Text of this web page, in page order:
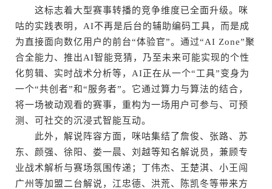
这标志着大型赛事转播的竞争维度已全面升级。咪
咕的实践表明，AI不再是后台的辅助编码工具，而是成
为直接面向数亿用户的前台“体验官”。通过“AI Zone”聚
合全能力、推出AI智能竞猜，乃至未来可能实现的个性
化剪辑、实时战术分析等，AI正在从一个“工具”变身为
一个“共创者”和“服务者”。它通过算力与算法的结合，
将一场被动观看的赛事，重构为一场用户可参与、可预
测、可社交的沉浸式智能互动。
此外，解说阵容方面，咪咕集结了詹俊、张路、苏
东、颜强、徐阳、娄一晨、刘越等知名解说员，兼顾专
业战术解析与赛场氛围传递；丁伟杰、王楚淇、小王闯
广州等加盟二台解说，江忠德、洪荒、陈凯冬等带来方